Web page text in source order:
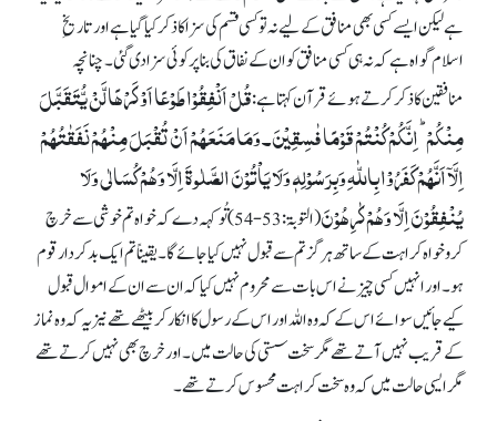
ہے لیکن ایسے کسی بھی منافق کے لیے نہ تو کسی قسم کی سزا کا ذکر کیا گیا ہے اور تاریخِ
اسلام گواہ ہے کہ نہ ہی کسی منافق کو ان کے نفاق کی بنا پر کوئی سزا دی گئی۔ چنانچہ
منافقین کا ذکر کرتے ہوئے قرآن کہتا ہے:قُلۡ اَنۡفِقُوۡا طَوۡعًا اَوۡ کَرۡہًا لَّنۡ یُّتَقَبَّلَ
مِنۡکُمۡ ؕ اِنَّکُمۡ کُنۡتُمۡ قَوۡمًا فٰسِقِیۡنَ۔ وَمَا مَنَعَہُمۡ اَنۡ تُقۡبَلَ مِنۡہُمۡ نَفَقٰتُہُمۡ
اِلَّاۤ اَنَّہُمۡ کَفَرُوۡا بِاللّٰہِ وَبِرَسُوۡلِہٖ وَلَا یَاۡتُوۡنَ الصَّلٰوۃَ اِلَّا وَہُمۡ کُسَالٰی وَلَا
یُنۡفِقُوۡنَ اِلَّا وَہُمۡ کٰرِہُوۡنَ
(التوبۃ:53-54)تُو کہہ دے کہ خواہ تم خوشی سے خرچ
کرو خواہ کراہت کے ساتھ ہرگز تم سے قبول نہیں کیا جائے گا۔ یقیناً تم ایک بدکردار قوم
ہو۔ اور انہیں کسی چیز نے اس بات سے محروم نہیں کیا کہ ان سے ان کے اموال قبول
کیے جائیں سوائے اس کے کہ وہ اللہ اور اس کے رسول کا انکار کر بیٹھے تھے نیز یہ کہ وہ نماز
کے قریب نہیں آتے تھے مگر سخت سستی کی حالت میں۔ اور خرچ بھی نہیں کرتے تھے
مگر ایسی حالت میں کہ وہ سخت کراہت محسوس کرتے تھے۔